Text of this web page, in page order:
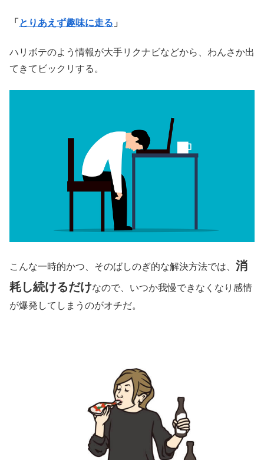
「 とりあえず趣味に走る 」
ハリボテのよう情報が大手リクナビなどから、わんさか出
てきてビックリする。
こんな一時的かつ、そのばしのぎ的な解決方法では、 消
耗し続けるだけなので、いつか我慢できなくなり感情
が爆発してしまうのがオチだ。